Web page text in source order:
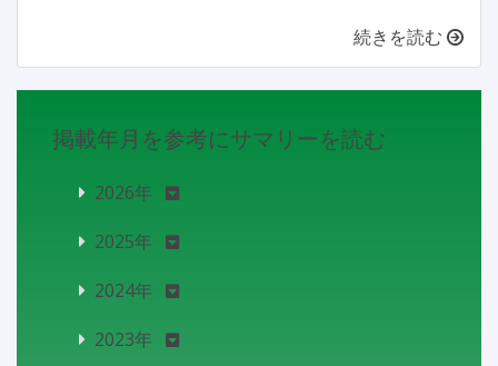
続きを読む
掲載年月を参考にサマリーを読む
2026年
2025年
2024年
2023年